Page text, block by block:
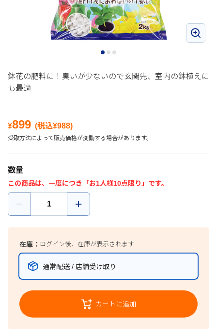
鉢花の肥料に！臭いが少ないので玄関先、室内の鉢植えに
も最適
¥899 (税込¥988)
受取方法によって販売価格が変動する場合があります。
数量
この商品は、一度につき「お1人様10点限り」です。
在庫： ログイン後、在庫が表示されます
通常配送 / 店舗受け取り
カートに追加